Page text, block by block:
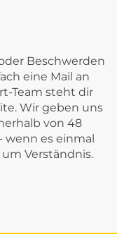
Beschwerden
eine Mail an
Team steht dir
Wir geben uns
von 48
es einmal
Verständnis.